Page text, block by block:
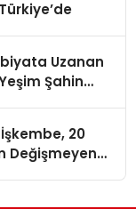
Uzanan
Şahin
20
Değişmeyen